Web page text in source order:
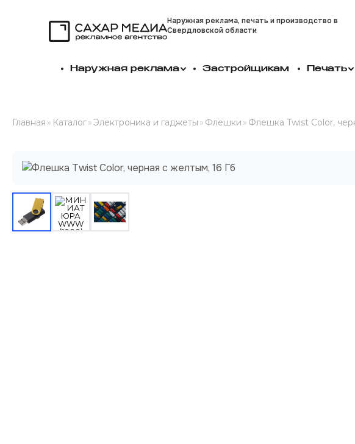
Наружная реклама, печать и производство в
Свердловской области
Наружная реклама Застройщикам Печать
Главная » Каталог»Электроника и гаджеты » Флешки » Флешка Twist Color,